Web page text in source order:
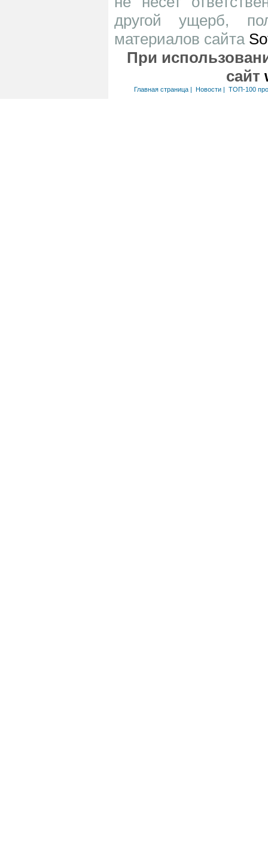
другой ущерб,
материалов сайта
При
сайт
Главная страница| Новости| ТОП-100